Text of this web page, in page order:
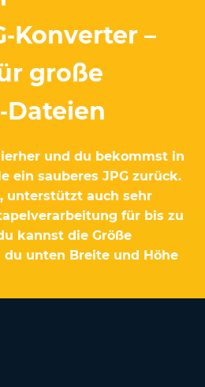
–
große
und du bekommst in
ein sauberes JPG zurück.
unterstützt auch sehr
für bis zu
kannst die Größe
du unten Breite und Höhe